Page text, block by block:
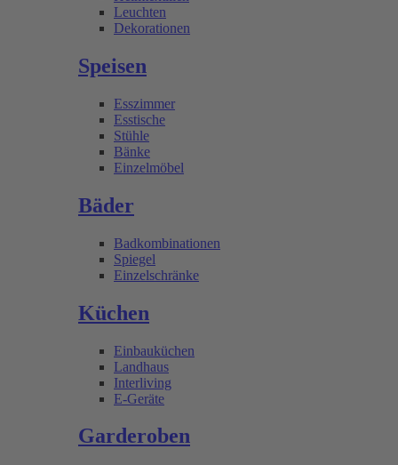
Leuchten
Dekorationen
Speisen
Esszimmer
Esstische
Stühle
Bänke
Einzelmöbel
Bäder
Badkombinationen
Spiegel
Einzelschränke
Küchen
Einbauküchen
Landhaus
Interliving
E-Geräte
Garderoben